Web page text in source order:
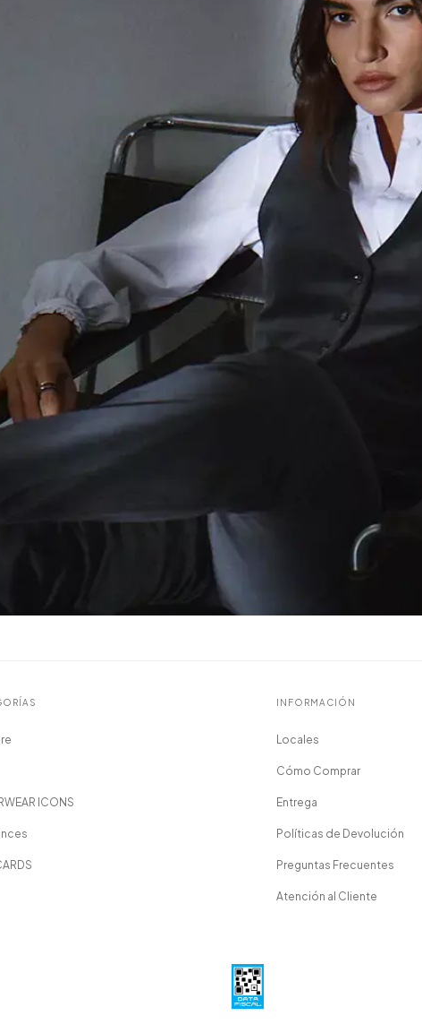
ICONS
INFORMACIÓN
Locales
Cómo Comprar
Entrega
Políticas de Devolución
Preguntas Frecuentes
Atención al Cliente